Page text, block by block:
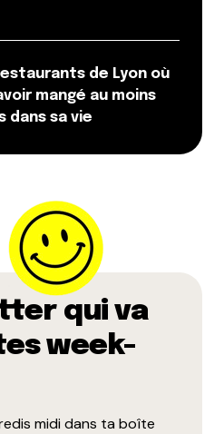
e-mail et mon site dans le
commentaire.
de Lyon où
mangé au moins
dans sa vie
qui va
week-
midi dans ta boîte